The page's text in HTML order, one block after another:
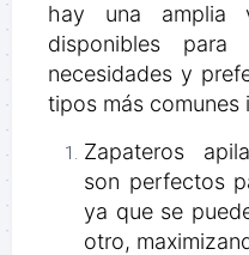
hay una amplia
disponibles para
necesidades y
tipos más comunes
Zapateros
son perfectos
ya que se
otro,